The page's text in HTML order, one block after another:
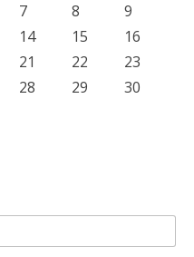
7 8
9
14 15
16
21 22
23
28 29
30